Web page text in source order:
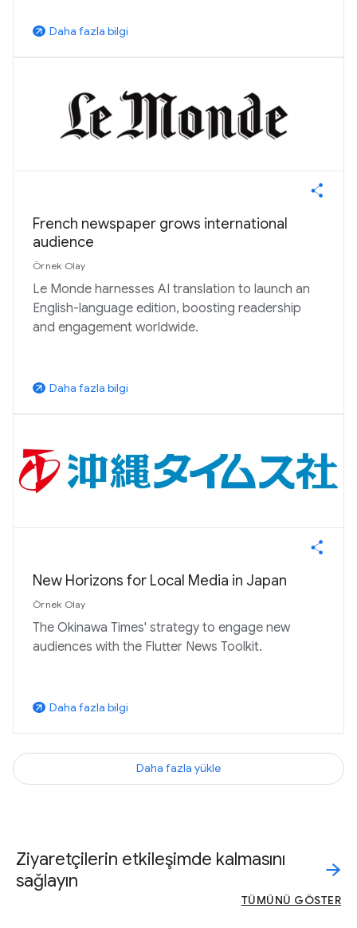
arrow_outward Daha fazla bilgi
French newspaper grows international
audience
Örnek Olay
Le Monde harnesses AI translation to launch an
English-language edition, boosting readership
and engagement worldwide.
arrow_outward Daha fazla bilgi
New Horizons for Local Media in Japan
Örnek Olay
The Okinawa Times' strategy to engage new
audiences with the Flutter News Toolkit.
arrow_outward Daha fazla bilgi
Daha fazla yükle
Ziyaretçilerin etkileşimde kalmasını
sağlayın
TÜMÜNÜ GÖSTER